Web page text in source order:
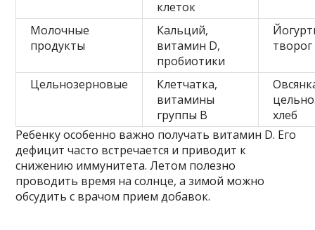
клеток
Молочные
продукты
Кальций,
витамин D,
пробиотики
творог
Цельнозерновые
Клетчатка,
витамины
группы B
хлеб
Ребенку особенно важно получать витамин D. Его
дефицит часто встречается и приводит к
снижению иммунитета. Летом полезно
проводить время на солнце, а зимой можно
обсудить с врачом прием добавок.